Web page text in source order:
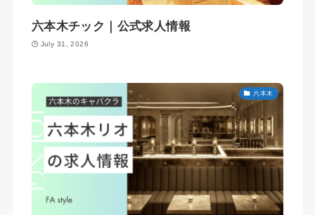
六本木チック｜公式求人情報
July 31, 2026
六本木